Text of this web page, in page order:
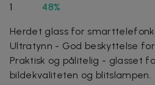
1 48%
Herdet glass for
Ultratynn - God beskyttelse for
Praktisk og pålitelig - glasset
bildekvaliteten og blitslampen.